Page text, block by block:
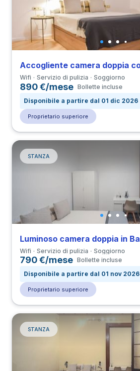
Wifi Servizio di pulizia Soggiorno
890 €/mese Bollette incluse
Disponibile a partire dal 01 dic 2026
Proprietario superiore
STANZA
Wifi Servizio di pulizia Soggiorno
790 €/mese Bollette incluse
Disponibile a partire dal 01 nov 2026
Proprietario superiore
STANZA